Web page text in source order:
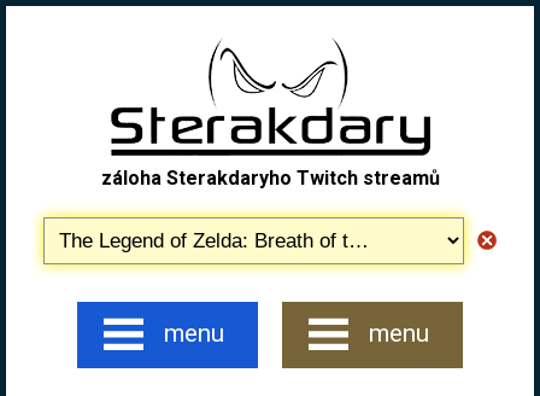
záloha Sterakdaryho Twitch streamů
menu menu